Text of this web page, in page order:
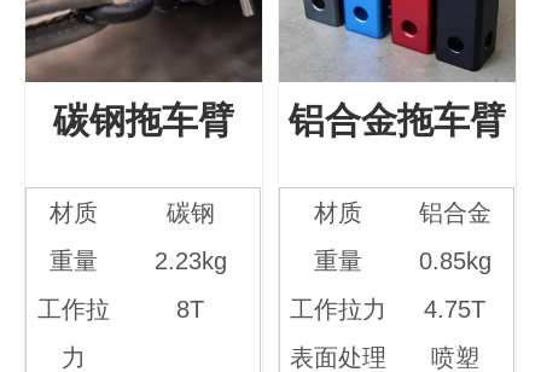
碳钢拖车臂
材质
碳钢
重量
2.23kg
工作拉
力
8T
铝合金拖车臂
材质
铝合金
重量
0.85kg
工作拉力
4.75T
表面处理
喷塑